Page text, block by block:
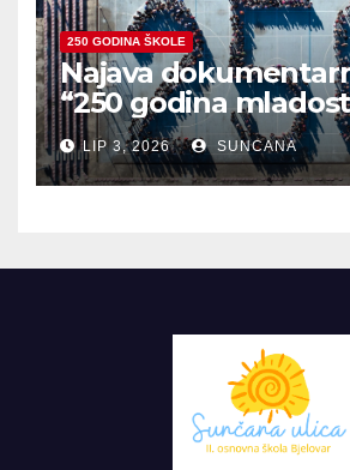
250 GODINA ŠKOLE
Najava
“250 godina
zajedništva”
LIP 3, 2026 SUNCANA